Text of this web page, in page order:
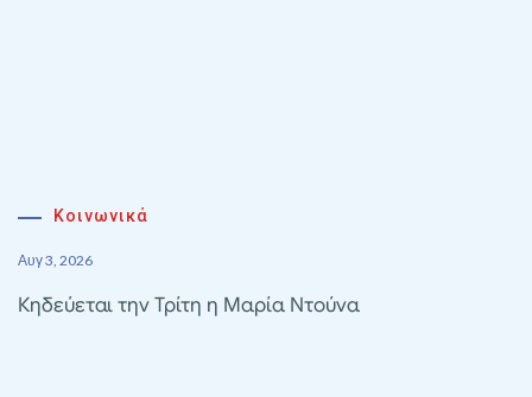
Κοινωνικά
Αυγ 3, 2026
Κηδεύεται την Τρίτη η Μαρία Ντούνα